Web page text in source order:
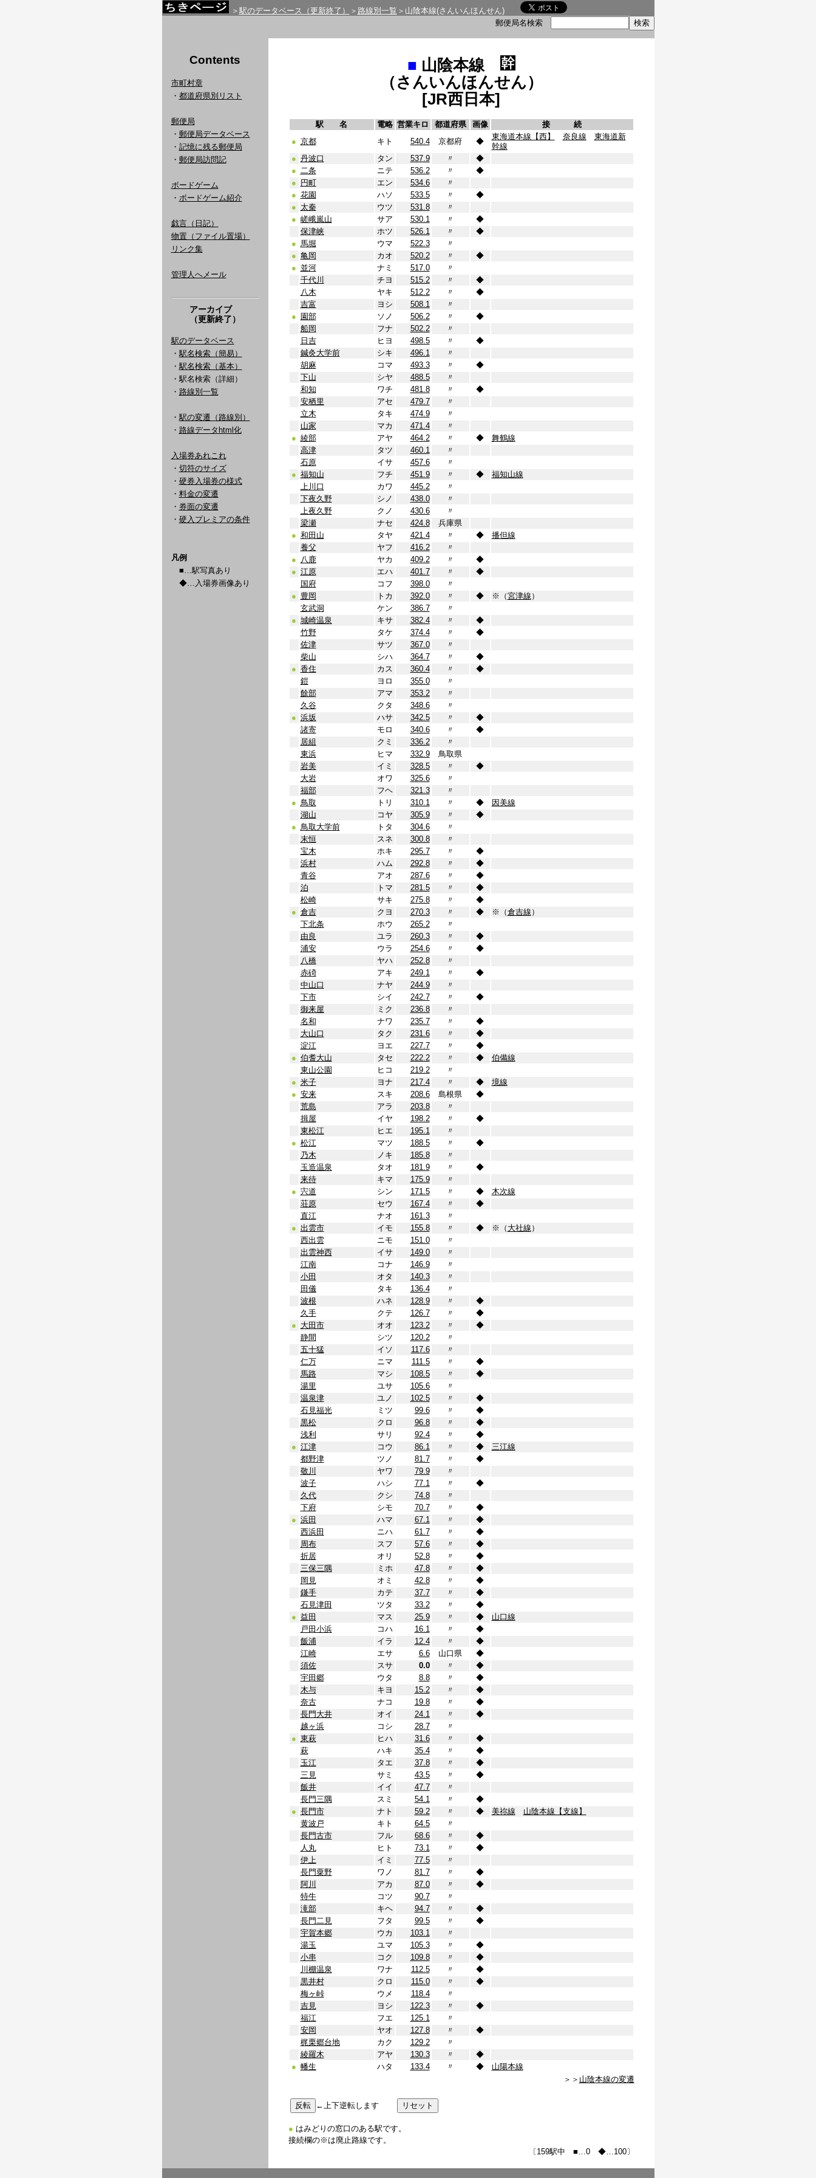
＞ 駅のデータベース（更新終了） ＞ 路線別一覧 ＞山陰本線(さんいんほんせん)
郵便局名検索
Contents
市町村章
・ 都道府県別リスト
郵便局
・ 郵便局データベース
・ 記憶に残る郵便局
・ 郵便局訪問記
ボードゲーム
・ ボードゲーム紹介
戯言（日記）
物置（ファイル置場）
リンク集
管理人へメール
アーカイブ
（更新終了）
駅のデータベース
・ 駅名検索（簡易）
・ 駅名検索（基本）
・駅名検索（詳細）
・ 路線別一覧
・ 駅の変遷（路線別）
・ 路線データhtml化
入場券あれこれ
・ 切符のサイズ
・ 硬券入場券の様式
・ 料金の変遷
・ 券面の変遷
・ 硬入プレミアの条件
凡例
■…駅写真あり
◆…入場券画像あり
■ 山陰本線
（さんいんほんせん）
[JR西日本]
駅 名 電略 営業キロ 都道府県 画像
接 続
● 京都 キト 540.4 京都府 ◆
東海道本線【西】 奈良線
東海道新
幹線
● 丹波口 タン 537.9 〃
◆
● 二条 ニテ 536.2 〃
◆
●
円町 エン 534.6
〃
● 花園 ハソ 533.5 〃
◆
● 太秦 ウツ 531.8
〃
● 嵯峨嵐山 サア 530.1 〃
◆
保津峡
ホツ 526.1 〃
◆
● 馬堀 ウマ 522.3
〃
● 亀岡 カオ 520.2 〃
◆
● 並河 ナミ 517.0
〃
千代川
チヨ 515.2 〃
◆
八木
ヤキ 512.2 〃
◆
吉富
ヨシ 508.1
〃
● 園部 ソノ 506.2 〃
◆
船岡
フナ 502.2
〃
日吉
ヒヨ 498.5 〃
◆
鍼灸大学前
シキ 496.1
〃
胡麻
コマ 493.3 〃
◆
下山
シヤ 488.5
〃
和知
ワチ 481.8 〃
◆
安栖里
アセ 479.7
〃
立木
タキ 474.9
〃
山家
マカ 471.4
〃
● 綾部 アヤ 464.2 〃 ◆
舞鶴線
高津
タツ 460.1
〃
石原
イサ 457.6
〃
● 福知山 フチ 451.9 〃 ◆
福知山線
上川口
カワ 445.2
〃
下夜久野
シノ 438.0
〃
上夜久野
クノ 430.6
〃
梁瀬
ナセ 424.8
兵庫県
● 和田山 タヤ 421.4 〃 ◆
播但線
養父
ヤフ 416.2
〃
● 八鹿 ヤカ 409.2 〃
◆
● 江原 エハ 401.7 〃
◆
国府
コフ 398.0
〃
● 豊岡 トカ 392.0 〃 ◆ ※（宮津線 ）
玄武洞
ケン 386.7
〃
● 城崎温泉 キサ 382.4 〃
◆
竹野
タケ 374.4 〃
◆
佐津
サツ 367.0
〃
柴山
シハ 364.7 〃
◆
● 香住 カス 360.4 〃
◆
鎧
ヨロ 355.0
〃
餘部
アマ 353.2
〃
久谷
クタ 348.6
〃
● 浜坂 ハサ 342.5 〃
◆
諸寄
モロ 340.6 〃
◆
居組
クミ 336.2
〃
東浜
ヒマ 332.9
鳥取県
岩美
イミ 328.5 〃
◆
大岩
オワ 325.6
〃
福部
フヘ 321.3
〃
● 鳥取 トリ 310.1 〃 ◆
因美線
湖山
コヤ 305.9 〃
◆
● 鳥取大学前 トタ 304.6
〃
末恒
スネ 300.8
〃
宝木
ホキ 295.7 〃
◆
浜村
ハム 292.8 〃
◆
青谷
アオ 287.6 〃
◆
泊
トマ 281.5 〃
◆
松崎
サキ 275.8 〃
◆
● 倉吉 クヨ 270.3 〃 ◆ ※（倉吉線 ）
下北条
ホウ 265.2
〃
由良
ユラ 260.3 〃
◆
浦安
ウラ 254.6 〃
◆
八橋
ヤハ 252.8
〃
赤碕
アキ 249.1 〃
◆
中山口
ナヤ 244.9
〃
下市
シイ 242.7 〃
◆
御来屋
ミク 236.8
〃
名和
ナワ 235.7 〃
◆
大山口
タク 231.6 〃
◆
淀江
ヨエ 227.7 〃
◆
● 伯耆大山 タセ 222.2 〃 ◆
伯備線
東山公園
ヒコ 219.2
〃
● 米子 ヨナ 217.4 〃 ◆
境線
● 安来 スキ 208.6 島根県
◆
荒島
アラ 203.8
〃
揖屋
イヤ 198.2 〃
◆
東松江
ヒエ 195.1
〃
● 松江 マツ 188.5 〃
◆
乃木
ノキ 185.8
〃
玉造温泉
タオ 181.9 〃
◆
来待
キマ 175.9
〃
● 宍道 シン 171.5 〃 ◆
木次線
荘原
セウ 167.4 〃
◆
直江
ナオ 161.3
〃
● 出雲市 イモ 155.8 〃 ◆ ※（ 大社線 ）
西出雲
ニモ 151.0
〃
出雲神西
イサ 149.0
〃
江南
コナ 146.9
〃
小田
オタ 140.3
〃
田儀
タキ 136.4
〃
波根
ハネ 128.9 〃
◆
久手
クテ 126.7 〃
◆
● 大田市 オオ 123.2 〃
◆
静間
シツ 120.2
〃
五十猛
イソ 117.6
〃
仁万
ニマ 111.5 〃
◆
馬路
マシ 108.5 〃
◆
湯里
ユサ 105.6
〃
温泉津
ユノ 102.5 〃
◆
石見福光
ミツ 99.6 〃
◆
黒松
クロ 96.8 〃
◆
浅利
サリ 92.4 〃
◆
● 江津 コウ 86.1 〃 ◆
三江線
都野津
ツノ 81.7 〃
◆
敬川
ヤワ 79.9
〃
波子
ハシ 77.1 〃
◆
久代
クシ 74.8
〃
下府
シモ 70.7 〃
◆
● 浜田 ハマ 67.1 〃
◆
西浜田
ニハ 61.7 〃
◆
周布
スフ 57.6 〃
◆
折居
オリ 52.8 〃
◆
三保三隅
ミホ 47.8 〃
◆
岡見
オミ 42.8 〃
◆
鎌手
カテ 37.7 〃
◆
石見津田
ツタ 33.2 〃
◆
● 益田 マス 25.9 〃 ◆
山口線
戸田小浜
コハ 16.1 〃
◆
飯浦
イラ 12.4 〃
◆
江崎
エサ 6.6 山口県
◆
須佐
スサ 0.0 〃
◆
宇田郷
ウタ 8.8 〃
◆
木与
キヨ 15.2 〃
◆
奈古
ナコ 19.8 〃
◆
長門大井
オイ 24.1 〃
◆
越ヶ浜
コシ 28.7
〃
● 東萩 ヒハ 31.6 〃
◆
萩
ハキ 35.4 〃
◆
玉江
タエ 37.8 〃
◆
三見
サミ 43.5 〃
◆
飯井
イイ 47.7
〃
長門三隅
スミ 54.1 〃
◆
● 長門市 ナト 59.2 〃 ◆ 美祢線
山陰本線【支線】
黄波戸
キト 64.5
〃
長門古市
フル 68.6 〃
◆
人丸
ヒト 73.1 〃
◆
伊上
イミ 77.5
〃
長門粟野
ワノ 81.7 〃
◆
阿川
アカ 87.0 〃
◆
特牛
コツ 90.7
〃
滝部
キヘ 94.7 〃
◆
長門二見
フタ 99.5 〃
◆
宇賀本郷
ウカ 103.1
〃
湯玉
ユマ 105.3 〃
◆
小串
コク 109.8 〃
◆
川棚温泉
ワナ 112.5 〃
◆
黒井村
クロ 115.0 〃
◆
梅ヶ峠
ウメ 118.4
〃
吉見
ヨシ 122.3 〃
◆
福江
フエ 125.1
〃
安岡
ヤオ 127.8 〃
◆
梶栗郷台地
カク 129.2
〃
綾羅木
アヤ 130.3 〃
◆
● 幡生 ハタ 133.4 〃 ◆
山陽本線
＞＞ 山陰本線の変遷
←上下逆転します
● はみどりの窓口のある駅です。
接続欄の※は廃止路線です。
〔159駅中 ■…0 ◆…100〕